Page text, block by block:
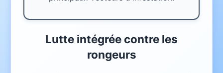
Lutte intégrée contre les
rongeurs